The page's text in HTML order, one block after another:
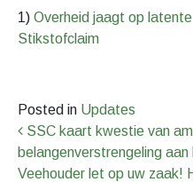
1) Overheid jaagt op
Stikstofclaim
Posted in Updates
Bericht
SSC kaart kwestie van
belangenverstrengeling
Veehouder let op uw zaak!